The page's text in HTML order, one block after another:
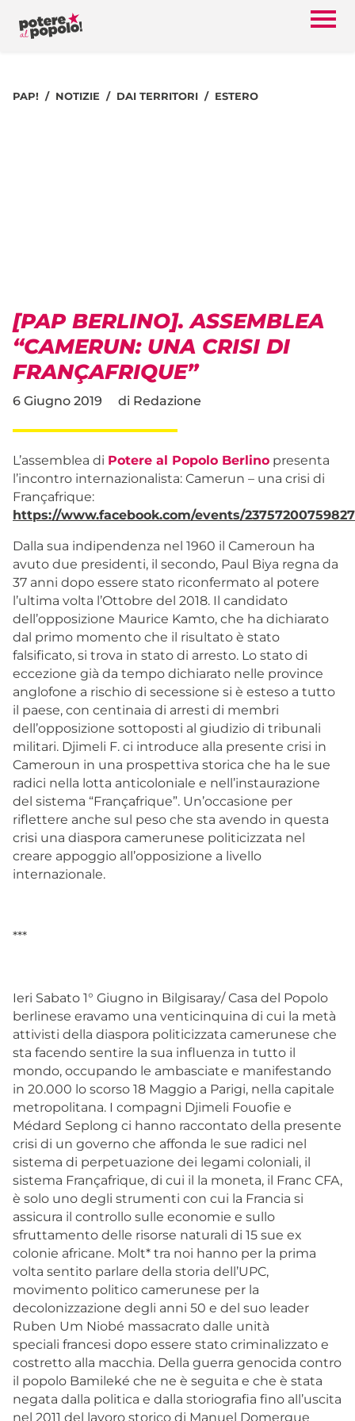
PAP! NOTIZIE DAI TERRITORI ESTERO
[PAP BERLINO]. ASSEMBLEA
“CAMERUN: UNA CRISI DI
FRANÇAFRIQUE”
6 Giugno 2019 di Redazione
L’assemblea di Potere al Popolo Berlino presenta
l’incontro internazionalista: Camerun – una crisi di
Françafrique:
https://www.facebook.com/events/
Dalla sua indipendenza nel 1960 il Cameroun ha
avuto due presidenti, il secondo, Paul Biya regna da
37 anni dopo essere stato riconfermato al potere
l’ultima volta l’Ottobre del 2018. Il candidato
dell’opposizione Maurice Kamto, che ha dichiarato
dal primo momento che il risultato è stato
falsificato, si trova in stato di arresto. Lo stato di
eccezione già da tempo dichiarato nelle province
anglofone a rischio di secessione si è esteso a tutto
il paese, con centinaia di arresti di membri
dell’opposizione sottoposti al giudizio di tribunali
militari. Djimeli F. ci introduce alla presente crisi in
Cameroun in una prospettiva storica che ha le sue
radici nella lotta anticoloniale e nell’instaurazione
del sistema “Françafrique”. Un’occasione per
riflettere anche sul peso che sta avendo in questa
crisi una diaspora camerunese politicizzata nel
creare appoggio all’opposizione a livello
internazionale.
***
Ieri Sabato 1° Giugno in Bilgisaray/ Casa del Popolo
berlinese eravamo una venticinquina di cui la metà
attivisti della diaspora politicizzata camerunese che
sta facendo sentire la sua influenza in tutto il
mondo, occupando le ambasciate e manifestando
in 20.000 lo scorso 18 Maggio a Parigi, nella capitale
metropolitana. I compagni Djimeli Fouofie e
Médard Seplong ci hanno raccontato della presente
crisi di un governo che affonda le sue radici nel
sistema di perpetuazione dei legami coloniali, il
sistema Françafrique, di cui il la moneta, il Franc CFA,
è solo uno degli strumenti con cui la Francia si
assicura il controllo sulle economie e sullo
sfruttamento delle risorse naturali di 15 sue ex
colonie africane. Molt* tra noi hanno per la prima
volta sentito parlare della storia dell’UPC,
movimento politico camerunese per la
decolonizzazione degli anni 50 e del suo leader
Ruben Um Niobé massacrato dalle unità
speciali francesi dopo essere stato criminalizzato e
costretto alla macchia. Della guerra genocida contro
il popolo Bamileké che ne è seguita e che è stata
negata dalla politica e dalla storiografia fino all’uscita
nel 2011 del lavoro storico di Manuel Domergue